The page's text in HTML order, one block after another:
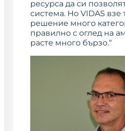
ресурса да си
система. Но VIDAS взе
решение много
правилно с оглед на
расте много бързо.“